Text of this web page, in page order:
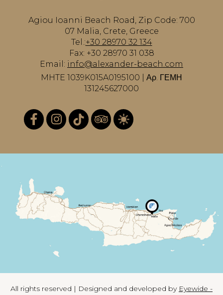
Agiou Ioanni Beach Road, Zip Code: 700
07 Malia, Crete, Greece
Tel.:+30 28970 32 134
Fax: +30 28970 31 038
Email: info@alexander-beach.com
MHTE 1039K015A0195100 | Αρ. ΓΕΜΗ
131245627000
All rights reserved | Designed and developed by Eyewide -